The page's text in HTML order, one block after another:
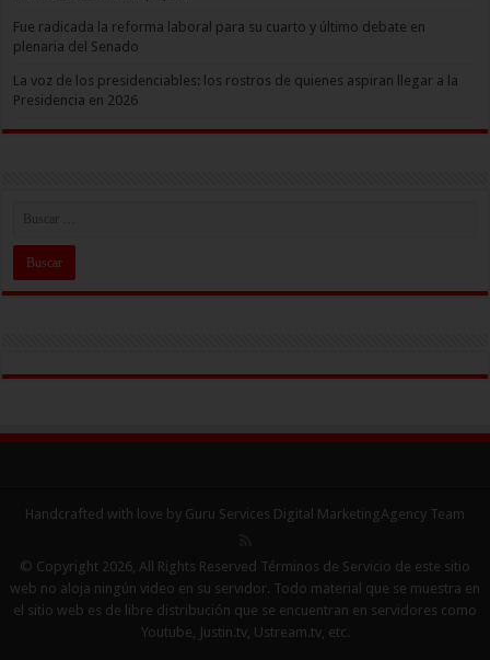
Fue radicada la reforma laboral para su cuarto y último debate en
plenaria del Senado
La voz de los presidenciables: los rostros de quienes aspiran llegar a la
Presidencia en 2026
Handcrafted with love by Guru Services Digital MarketingAgency Team
© Copyright 2026, All Rights Reserved Términos de Servicio de este sitio
web no aloja ningún video en su servidor. Todo material que se muestra en
el sitio web es de libre distribución que se encuentran en servidores como
Youtube, Justin.tv, Ustream.tv, etc.